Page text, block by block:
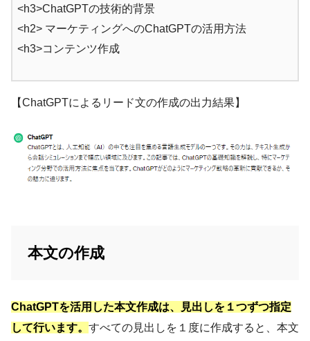
<h3>ChatGPTの技術的背景
<h2> マーケティングへのChatGPTの活用方法
<h3>コンテンツ作成
【ChatGPTによるリード文の作成の出力結果】
本文の作成
ChatGPTを活用した本文作成は、見出しを１つずつ指定
して行います。 すべての見出しを１度に作成すると、本文